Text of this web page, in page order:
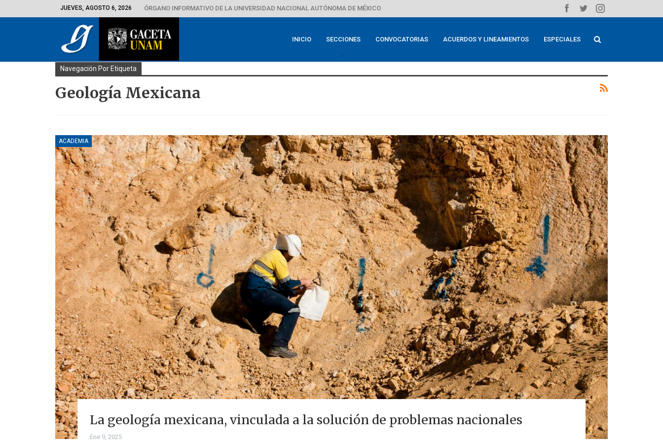
JUEVES, AGOSTO 6, 2026 ÓRGANO INFORMATIVO DE LA UNIVERSIDAD NACIONAL AUTÓNOMA DE MÉXICO
INICIO SECCIONES CONVOCATORIAS ACUERDOS Y LINEAMIENTOS ESPECIALES
Navegación Por Etiqueta
Geología Mexicana
ACADEMIA
La geología mexicana, vinculada a la solución de problemas nacionales
Ene 9, 2025